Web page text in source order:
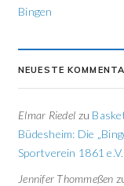
Bingen
NEUESTE
Elmar Riedel zu
Büdesheim: Die
Sportverein 1861
Jennifer Thommeßen